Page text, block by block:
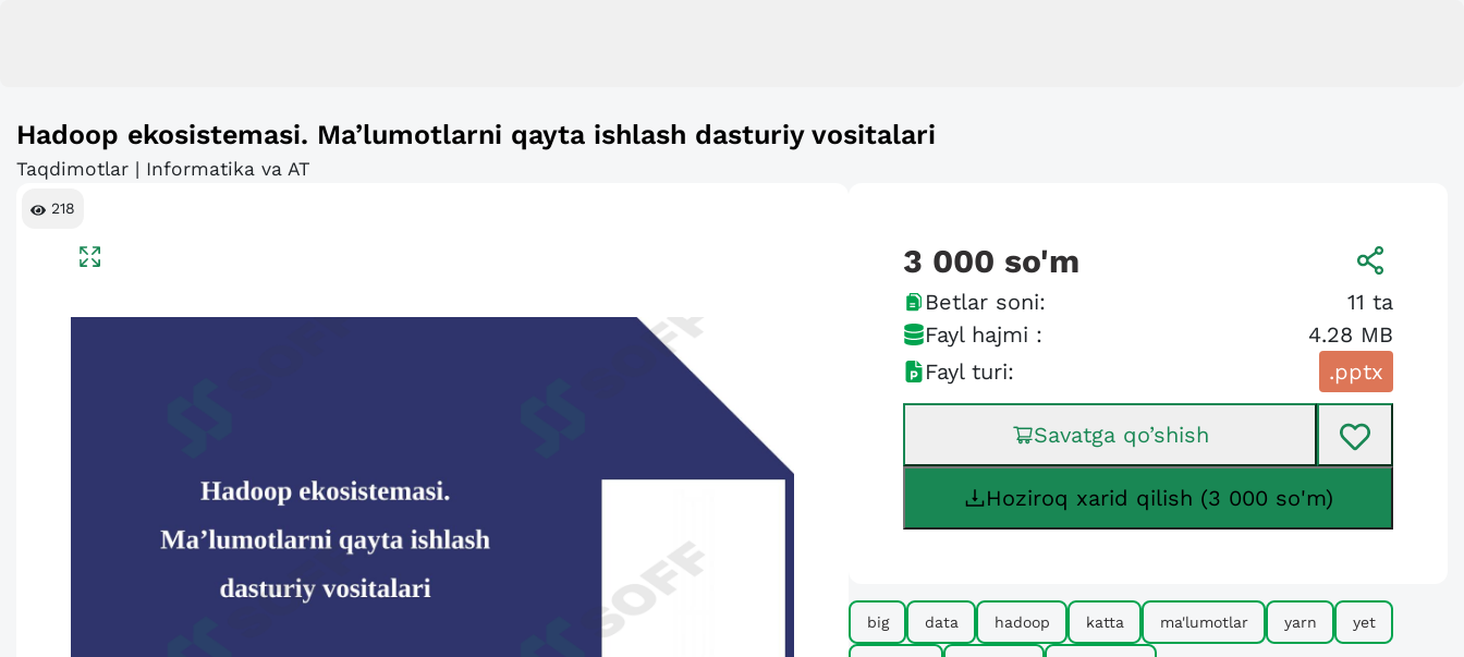
Hadoop ekosistemasi. Ma’lumotlarni qayta ishlash dasturiy vositalari
Taqdimotlar | Informatika va AT
218
3 000 so'm
Betlar soni: 11 ta
Fayl hajmi :
4.28 MB
Fayl turi:
.pptx
Savatga qo’shish
Hoziroq xarid qilish (3 000 so'm)
big data hadoop katta ma'lumotlar yarn yet